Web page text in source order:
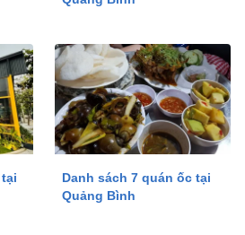
Danh sách 7 quán ốc tại
Quảng Bình